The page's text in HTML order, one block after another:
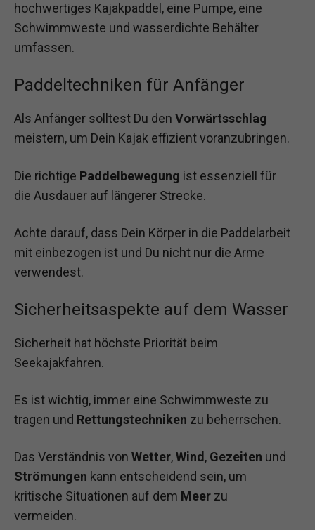
hochwertiges Kajakpaddel, eine Pumpe, eine
Schwimmweste und wasserdichte Behälter
umfassen.
Paddeltechniken für Anfänger
Als Anfänger solltest Du den Vorwärtsschlag
meistern, um Dein Kajak effizient voranzubringen.
Die richtige Paddelbewegung ist essenziell für
die Ausdauer auf längerer Strecke.
Achte darauf, dass Dein Körper in die Paddelarbeit
mit einbezogen ist und Du nicht nur die Arme
verwendest.
Sicherheitsaspekte auf dem Wasser
Sicherheit hat höchste Priorität beim
Seekajakfahren.
Es ist wichtig, immer eine Schwimmweste zu
tragen und Rettungstechniken zu beherrschen.
Das Verständnis von Wetter,Wind , Gezeiten und
Strömungen kann entscheidend sein, um
kritische Situationen auf dem Meer zu
vermeiden.